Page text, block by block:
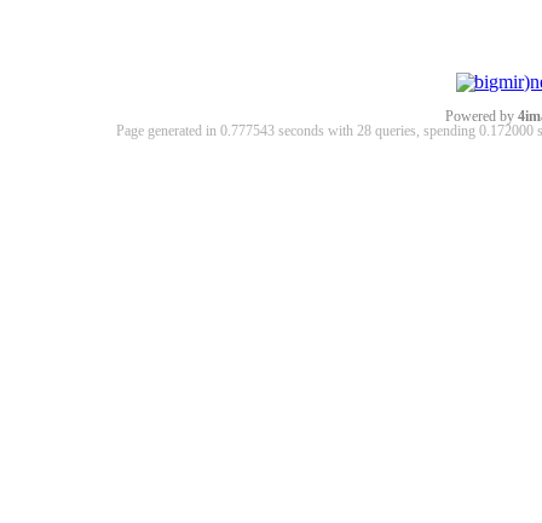
Powered by
Page generated in 0.777543 seconds with 28 queries, spending